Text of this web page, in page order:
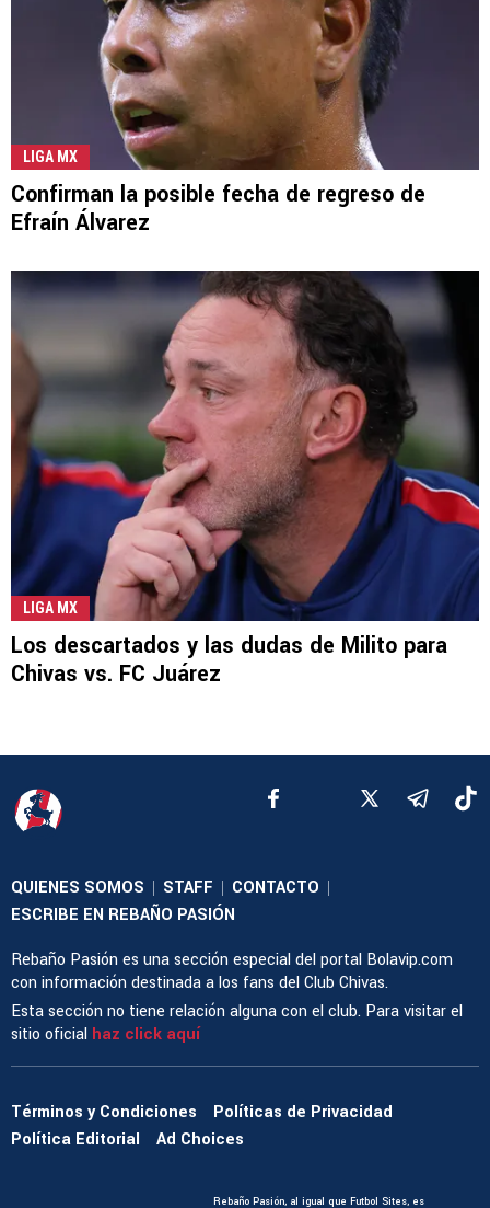
LIGA MX
Confirman la posible fecha de regreso de
Efraín Álvarez
LIGA MX
Los descartados y las dudas de Milito para
Chivas vs. FC Juárez
QUIENES SOMOS | STAFF | CONTACTO |
ESCRIBE EN REBAÑO PASIÓN
Rebaño Pasión es una sección especial del portal Bolavip.com
con información destinada a los fans del Club Chivas.
Esta sección no tiene relación alguna con el club. Para visitar el
sitio oficial haz click aquí
Términos y Condiciones
Políticas de Privacidad
Política Editorial
Ad Choices
Rebaño Pasión, al igual que Futbol Sites, es